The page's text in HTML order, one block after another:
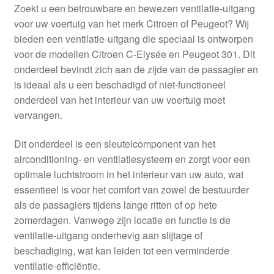
Zoekt u een betrouwbare en bewezen ventilatie-uitgang
voor uw voertuig van het merk Citroen of Peugeot? Wij
bieden een ventilatie-uitgang die speciaal is ontworpen
voor de modellen Citroen C-Elysée en Peugeot 301. Dit
onderdeel bevindt zich aan de zijde van de passagier en
is ideaal als u een beschadigd of niet-functioneel
onderdeel van het interieur van uw voertuig moet
vervangen.
Dit onderdeel is een sleutelcomponent van het
airconditioning- en ventilatiesysteem en zorgt voor een
optimale luchtstroom in het interieur van uw auto, wat
essentieel is voor het comfort van zowel de bestuurder
als de passagiers tijdens lange ritten of op hete
zomerdagen. Vanwege zijn locatie en functie is de
ventilatie-uitgang onderhevig aan slijtage of
beschadiging, wat kan leiden tot een verminderde
ventilatie-efficiëntie.